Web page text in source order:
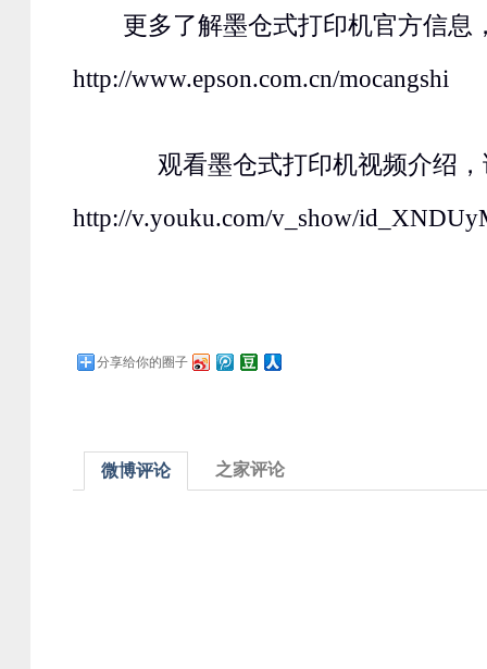
更多了解墨仓式打印机官方信息
http://www.epson.com.cn/mocangshi
观看墨仓式打印机视频介绍，
http://v.youku.com/v_show/
分享给你的圈子
微博评论 之家评论